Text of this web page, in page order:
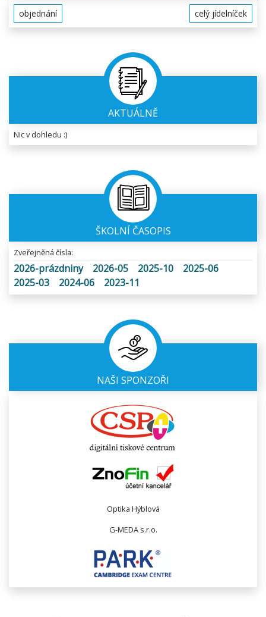
objednání celý jídelníček
AKTUÁLNĚ
Nic v dohledu :)
ŠKOLNÍ ČASOPIS
Zveřejněná čísla:
2026-prázdniny 2026-05 2025-10
2025-06
2025-03
2024-06 2023-11
NAŠI SPONZOŘI
Optika Hýblová
G-MEDA s.r.o.